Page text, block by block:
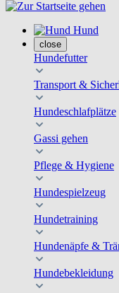
Hund
close
Hundefutter
Transport &
Hundeschlafplätze
Gassi gehen
Pflege & Hygiene
Hundespielzeug
Hundetraining
Hundenäpfe &
Hundebekleidung